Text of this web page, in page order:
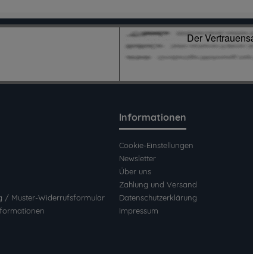
/ Muster-Widerrufsformular
Informationen
Cookie-Einstellungen
Newsletter
Über uns
Zahlung und Versand
Datenschutzerklärung
Impressum